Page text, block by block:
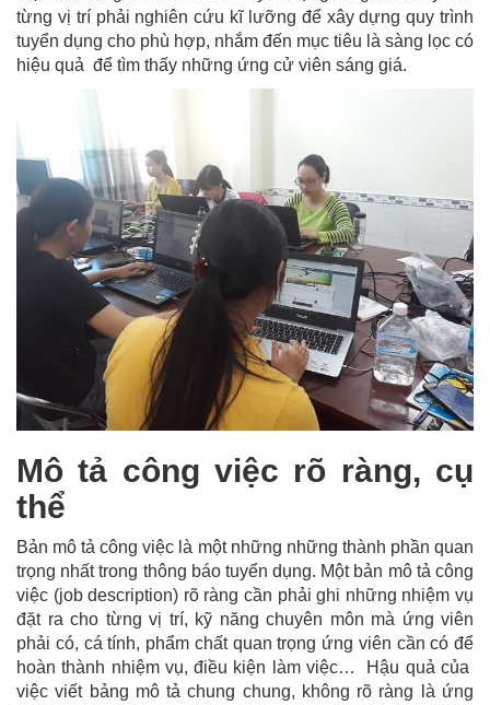
từng vị trí phải nghiên cứu kĩ lưỡng để xây dựng quy trình
tuyển dụng cho phù hợp, nhắm đến mục tiêu là sàng lọc có
hiệu quả để tìm thấy những ứng cử viên sáng giá.
Mô tả công việc rõ ràng, cụ
thể
Bản mô tả công việc là một những những thành phần quan
trọng nhất trong thông báo tuyển dụng. Một bản mô tả công
việc (job description) rõ ràng cần phải ghi những nhiệm vụ
đặt ra cho từng vị trí, kỹ năng chuyên môn mà ứng viên
phải có, cá tính, phẩm chất quan trọng ứng viên cần có để
hoàn thành nhiệm vụ, điều kiện làm việc… Hậu quả của
việc viết bảng mô tả chung chung, không rõ ràng là ứng